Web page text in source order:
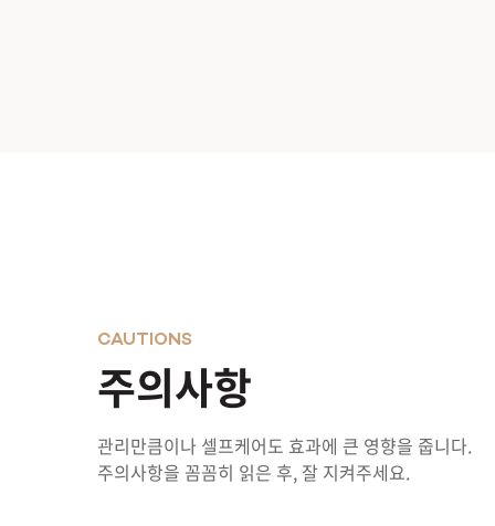
주의사항
CAUTIONS
관리만큼이나 셀프케어도 효과에 큰 영향을 줍니다.
주의사항을 꼼꼼히 읽은 후, 잘 지켜주세요.